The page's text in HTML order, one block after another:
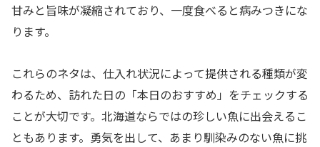
甘みと旨味が凝縮されており、一度食べると病みつきにな
ります。
これらのネタは、仕入れ状況によって提供される種類が変
わるため、訪れた日の「本日のおすすめ」をチェックする
ことが大切です。北海道ならではの珍しい魚に出会えるこ
ともあります。勇気を出して、あまり馴染みのない魚に挑